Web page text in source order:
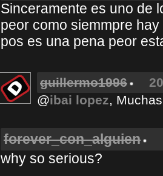
Sinceramente es uno de
peor como siemmpre
pos es una pena peor
guillermo1996
@ibai lopez,
forever_con_alguien
why so serious?